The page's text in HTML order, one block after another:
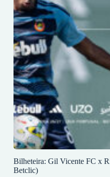
Bilheteira: Gil Vicente FC x
Betclic)